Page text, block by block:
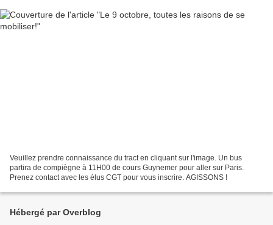
Veuillez prendre connaissance du tract en cliquant sur l'image. Un bus
partira de compiègne à 11H00 de cours Guynemer pour aller sur Paris.
Prenez contact avec les élus CGT pour vous inscrire. AGISSONS !
Hébergé par Overblog